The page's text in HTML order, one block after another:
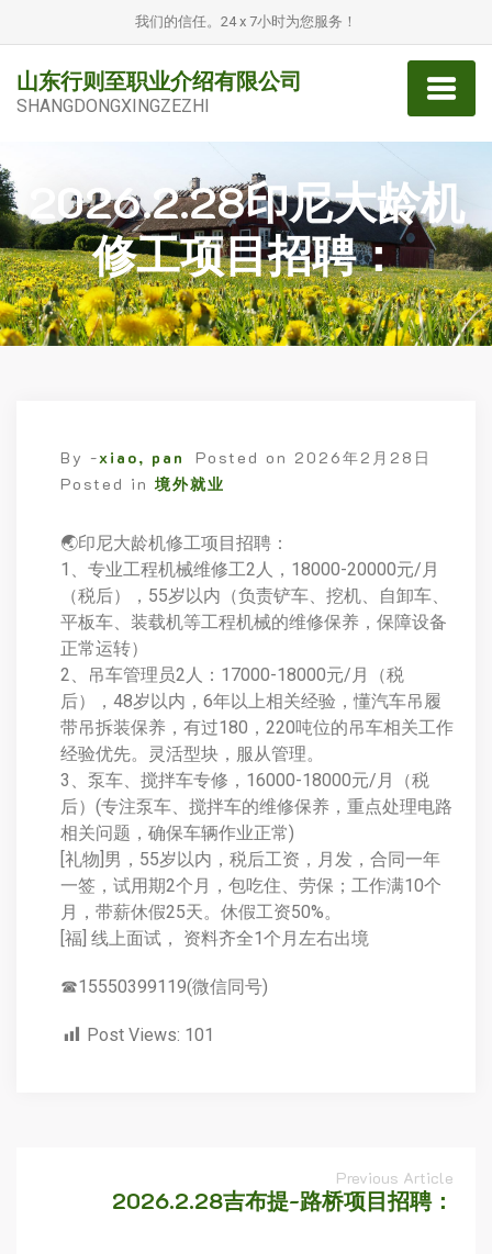
我们的信任。24 x 7小时为您服务！
山东行则至职业介绍有限公司
SHANGDONGXINGZEZHI
2026.2.28印尼大龄机
修工项目招聘：
By -xiao, pan Posted on 2026年2月28日
Posted in 境外就业
🌏印尼大龄机修工项目招聘：
1、专业工程机械维修工2人，18000-20000元/月
（税后），55岁以内（负责铲车、挖机、自卸车、
平板车、装载机等工程机械的维修保养，保障设备
正常运转）
2、吊车管理员2人：17000-18000元/月（税
后），48岁以内，6年以上相关经验，懂汽车吊履
带吊拆装保养，有过180，220吨位的吊车相关工作
经验优先。灵活型块，服从管理。
3、泵车、搅拌车专修，16000-18000元/月（税
后）(专注泵车、搅拌车的维修保养，重点处理电路
相关问题，确保车辆作业正常)
[礼物]男，55岁以内，税后工资，月发，合同一年
一签，试用期2个月，包吃住、劳保；工作满10个
月，带薪休假25天。休假工资50%。
[福] 线上面试， 资料齐全1个月左右出境
☎15550399119(微信同号)
Post Views: 101
Previous Article
2026.2.28吉布提-路桥项目招聘：